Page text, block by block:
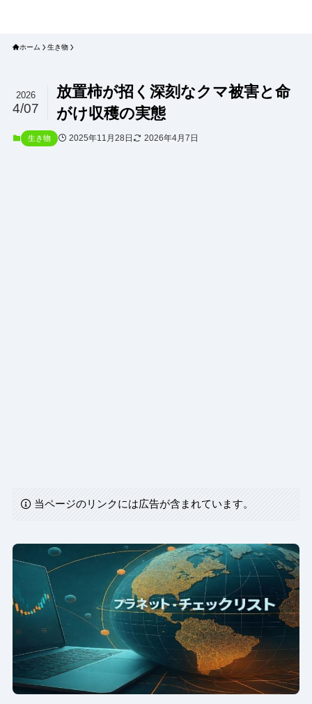
ホーム 生き物
放置柿が招く深刻なクマ被害と命
がけ収穫の実態
2026
4/07
生き物 2025年11月28日 2026年4月7日
当ページのリンクには広告が含まれています。